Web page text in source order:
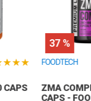
★★★
CAPS
37 %
FOODTECH
ZMA
CAPS -